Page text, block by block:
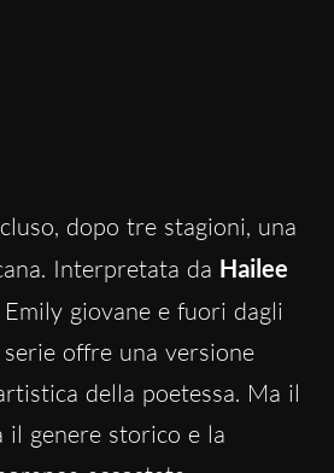
dopo tre stagioni, una
Interpretata da Hailee
giovane e fuori dagli
offre una versione
della poetessa. Ma il
il genere storico e la